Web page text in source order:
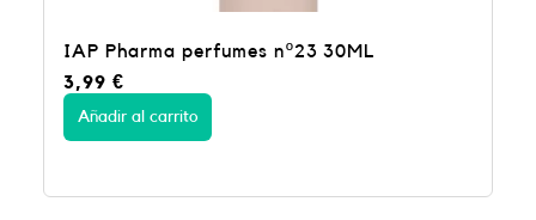
IAP Pharma perfumes nº23 30ML
3,99 €
Añadir al carrito